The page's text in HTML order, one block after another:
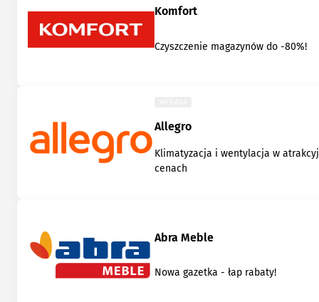
Komfort
Czyszczenie magazynów do -80%!
Allegro
Klimatyzacja i wentylacja w
cenach
Abra Meble
Nowa gazetka - łap rabaty!